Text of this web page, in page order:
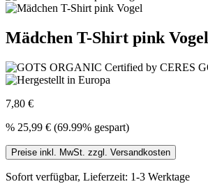
Mädchen T-Shirt pink Vogel
7,80 €
% 25,99 € (69.99% gespart)
Preise inkl. MwSt. zzgl. Versandkosten
Sofort verfügbar, Lieferzeit: 1-3 Werktage